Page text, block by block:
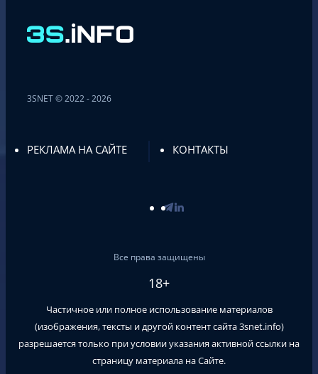
3SNET © 2022 - 2026
РЕКЛАМА НА САЙТЕ КОНТАКТЫ
Все права защищены
18+
Частичное или полное использование материалов
(изображения, тексты и другой контент сайта3snet.info)
разрешается только при условии указания активной ссылки на
страницу материала на Сайте.